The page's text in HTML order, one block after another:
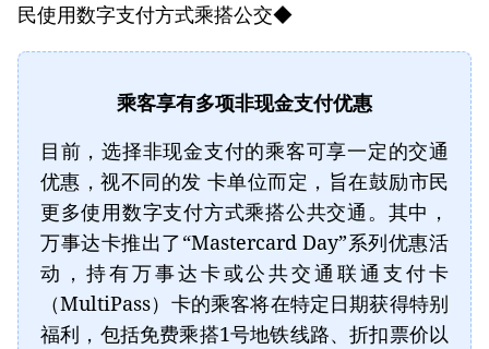
民使用数字支付方式乘搭公交◆
乘客享有多项非现金支付优惠
目前，选择非现金支付的乘客可享一定的交通
优惠，视不同的发 卡单位而定，旨在鼓励市民
更多使用数字支付方式乘搭公共交通。其中，
万事达卡推出了“Mastercard Day”系列优惠活
动，持有万事达卡或公共交通联通支付卡
（MultiPass）卡的乘客将在特定日期获得特别
福利，包括免费乘搭1号地铁线路、折扣票价以